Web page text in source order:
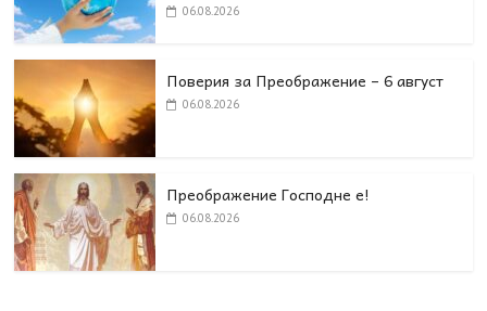
06.08.2026
Поверия за Преображение – 6 август
06.08.2026
Преображение Господне е!
06.08.2026